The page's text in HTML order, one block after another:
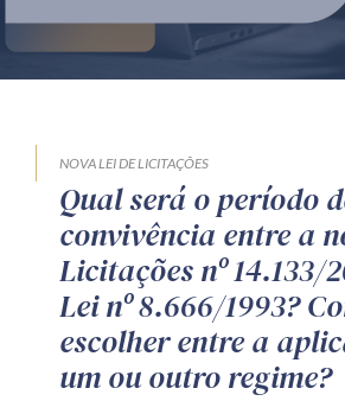
Produtos e
Orientação por Escrito
Mentoria Zênite
Capacitação
Zênite Online
Eventos presenciais
NOVA LEI DE LICITAÇÕES
Qual será o período
convivência entre a
Licitações nº 14.133/
Lei nº 8.666/1993?
escolher entre a
um ou outro regime?